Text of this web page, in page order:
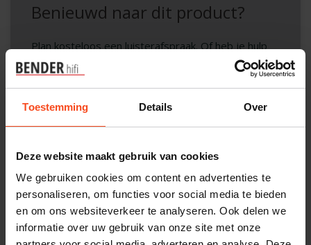
Toestemming Details Over
Deze website maakt gebruik van cookies
We gebruiken cookies om content en advertenties te
personaliseren, om functies voor social media te bieden
en om ons websiteverkeer te analyseren. Ook delen we
informatie over uw gebruik van onze site met onze
Benieuwd naar dit product?
Plan kosteloos een luisterafspraak. Of heb je hulp
nodig bij je bestelling? Neem contact op met onze
klantenservice.
Interesse in product
Productomschrijving